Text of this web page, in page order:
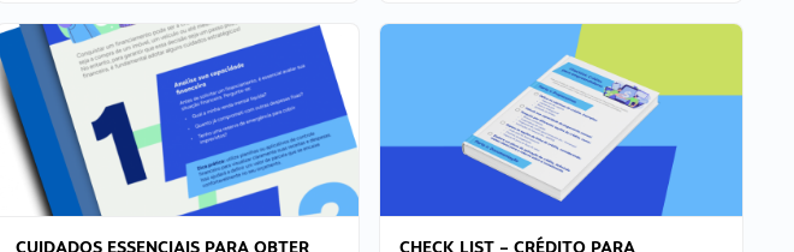
CUIDADOS ESSENCIAIS PARA OBTER
CHECK LIST – CRÉDITO PARA